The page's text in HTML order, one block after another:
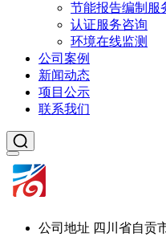
节能报告编制服
认证服务咨询
环境在线监测
公司案例
新闻动态
项目公示
联系我们
公司地址 四川省自贡